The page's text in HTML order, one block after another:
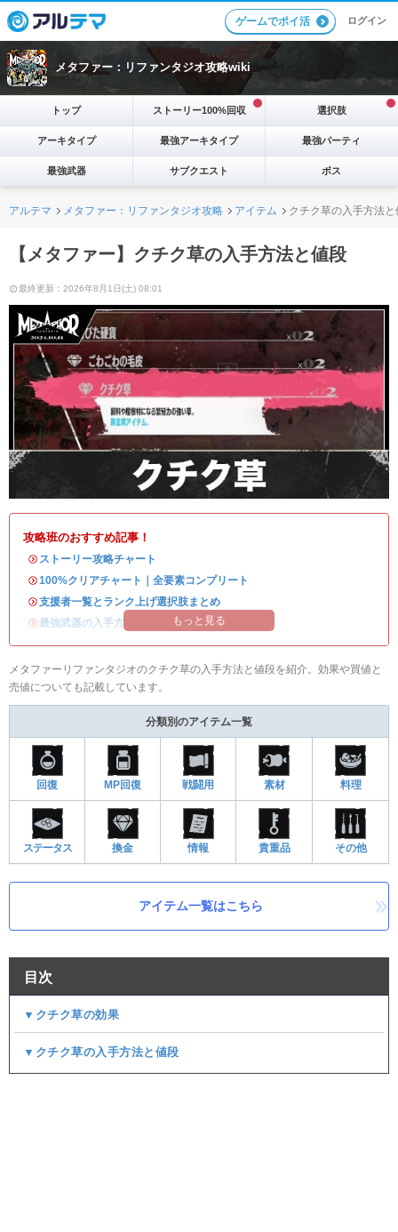
ゲームでポイ活 ログイン
メタファー：リファンタジオ攻略wiki
トップ ストーリー100%回収 選択肢
アーキタイプ 最強アーキタイプ 最強パーティ
最強武器 サブクエスト ボス
アルテマ メタファー：リファンタジオ攻略 アイテム クチク草の入手方法と
【メタファー】クチク草の入手方法と値段
最終更新：2026年8月1日(土) 08:01
攻略班のおすすめ記事！
・ ストーリー攻略チャート
・100%クリアチャート｜全要素コンプリート
・支援者一覧とランク上げ選択肢まとめ
・最強武器の入手方法 もっと見る
メタファーリファンタジオのクチク草の入手方法と値段を紹介。効果や買値と
売値についても記載しています。
分類別のアイテム一覧
回復 MP回復 戦闘用 素材 料理
ステータス 換金 情報 貴重品 その他
アイテム一覧はこちら
目次
▼クチク草の効果
▼クチク草の入手方法と値段